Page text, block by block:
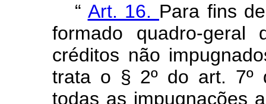
“ Art. 16. Para fins
formado quadro-geral
créditos não
trata o § 2º do art. 7º
todas as impugnações